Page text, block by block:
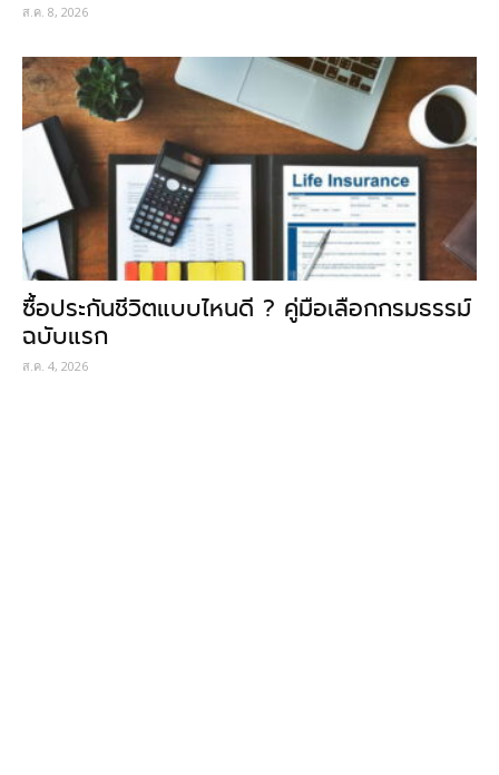
ส.ค. 8, 2026
ซื้อประกันชีวิตแบบไหนดี ? คู่มือเลือกกรมธรรม์
ฉบับแรก
ส.ค. 4, 2026